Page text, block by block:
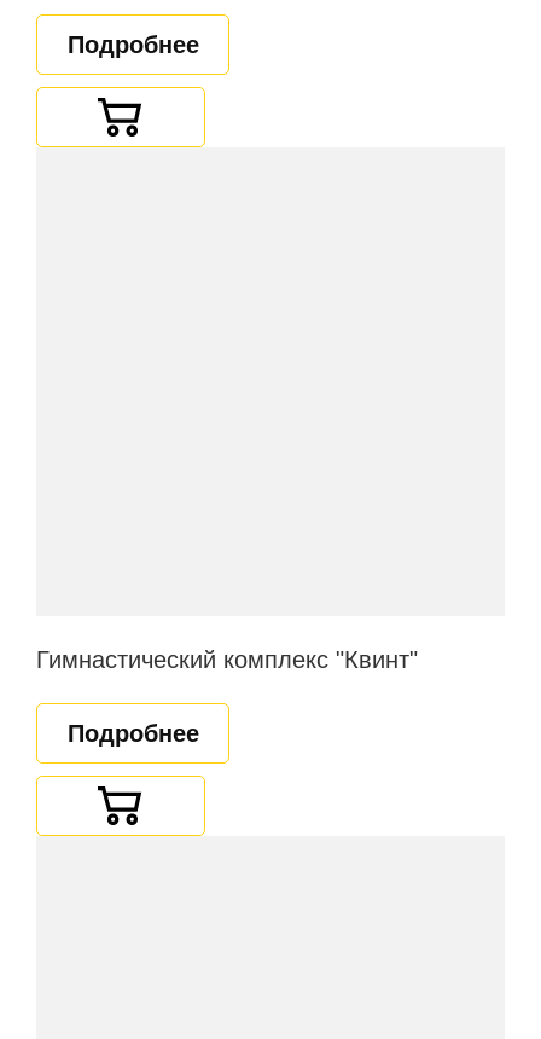
Подробнее
Гимнастический комплекс "Квинт"
Подробнее